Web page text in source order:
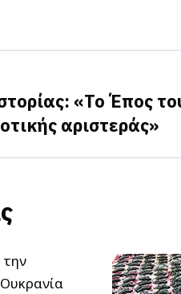
«Το Έπος
αριστεράς»